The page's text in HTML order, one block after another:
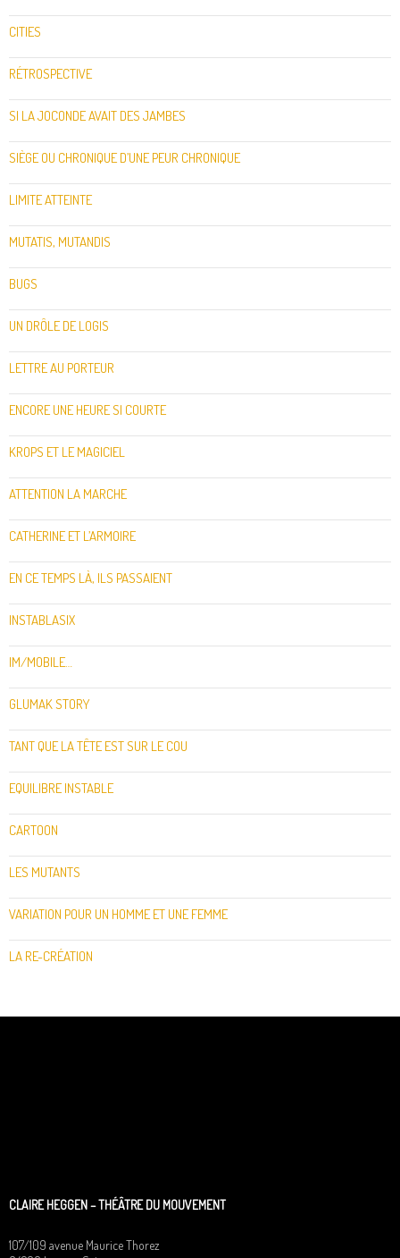
CITIES
RÉTROSPECTIVE
SI LA JOCONDE AVAIT DES JAMBES
SIÈGE OU CHRONIQUE D’UNE PEUR CHRONIQUE
LIMITE ATTEINTE
MUTATIS, MUTANDIS
BUGS
UN DRÔLE DE LOGIS
LETTRE AU PORTEUR
ENCORE UNE HEURE SI COURTE
KROPS ET LE MAGICIEL
ATTENTION LA MARCHE
CATHERINE ET L’ARMOIRE
EN CE TEMPS LÀ, ILS PASSAIENT
INSTABLASIX
IM/MOBILE…
GLUMAK STORY
TANT QUE LA TÊTE EST SUR LE COU
EQUILIBRE INSTABLE
CARTOON
LES MUTANTS
VARIATION POUR UN HOMME ET UNE FEMME
LA RE-CRÉATION
CLAIRE HEGGEN – THÉÂTRE DU MOUVEMENT
107/109 avenue Maurice Thorez